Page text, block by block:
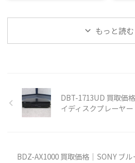
リジナルモデルです。些細 ...
ーナ
ト変
い取りさせていただきまし
で納得の買取価格をご提示！
しておりません。 買い取り価
格はフリーダイヤルもしく
は、お問い合わせフォームに
てご確認ください。 高価買取
後はほとんど使用することな
いた
品 買
張＆
格を
で、
が楽
す
革約
もっと読む
DBT-1713UD 買取価
イディスクプレーヤー
BDZ-AX1000 買取価格｜SONY ブル